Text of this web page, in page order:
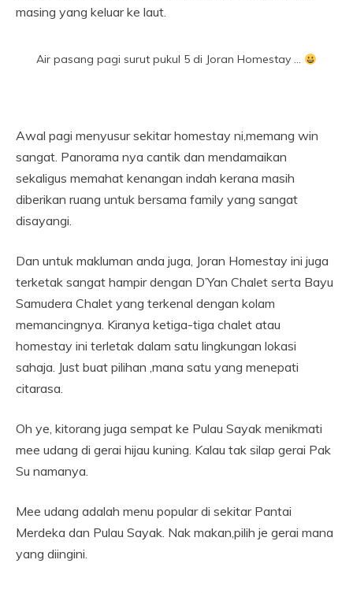
masing yang keluar ke laut.
Air pasang pagi surut pukul 5 di Joran Homestay …
Awal pagi menyusur sekitar homestay ni,memang win
sangat. Panorama nya cantik dan mendamaikan
sekaligus memahat kenangan indah kerana masih
diberikan ruang untuk bersama family yang sangat
disayangi.
Dan untuk makluman anda juga, Joran Homestay ini juga
terketak sangat hampir dengan D’Yan Chalet serta Bayu
Samudera Chalet yang terkenal dengan kolam
memancingnya. Kiranya ketiga-tiga chalet atau
homestay ini terletak dalam satu lingkungan lokasi
sahaja. Just buat pilihan ,mana satu yang menepati
citarasa.
Oh ye, kitorang juga sempat ke Pulau Sayak menikmati
mee udang di gerai hijau kuning. Kalau tak silap gerai Pak
Su namanya.
Mee udang adalah menu popular di sekitar Pantai
Merdeka dan Pulau Sayak. Nak makan,pilih je gerai mana
yang diingini.